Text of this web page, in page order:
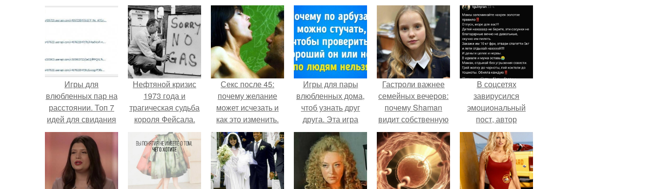
Игры для
влюбленных пар на
расстоянии. Топ 7
идей для свидания
на расстоянии
Нефтяной кризис
1973 года и
трагическая судьба
короля Фейсала.
Секс после 45:
почему желание
может исчезать и
как это изменить.
Игры для пары
влюбленных дома,
чтоб узнать друг
друга. Эта игра
поможет узнать
истинный характер
любого человека
Гастроли важнее
семейных вечеров:
почему Shaman
видит собственную
дочь чаще на
экране, чем
вживую.
В соцсетях
завирусился
эмоциональный
пост, автор
которого призвала
матерей отдыхать
без детей и не
испытывать
чувство вины.